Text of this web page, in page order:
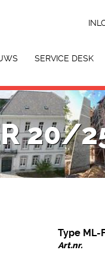
SERVICE DESK
20/
Type ML-
Art.nr.